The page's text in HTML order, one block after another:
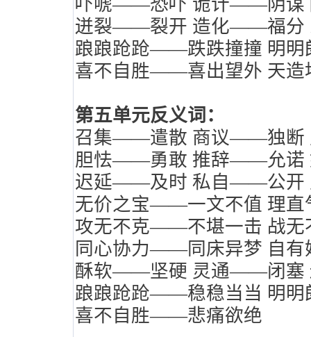
吓唬——恐吓 诡计——阴谋
迸裂——裂开 造化——福分
踉踉跄跄——跌跌撞撞 明
喜不自胜——喜出望外 天
第五单元反义词：
召集——遣散 商议——独断
胆怯——勇敢 推辞——允诺
迟延——及时 私自——公开
无价之宝——一文不值 理
攻无不克——不堪一击 战
同心协力——同床异梦 自
酥软——坚硬 灵通——闭塞
踉踉跄跄——稳稳当当 明
喜不自胜——悲痛欲绝